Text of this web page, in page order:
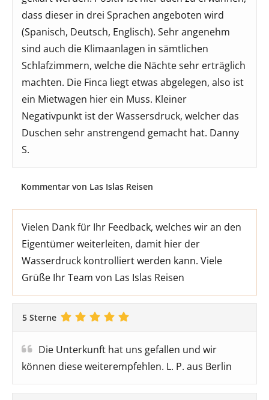
dass dieser in drei Sprachen angeboten wird
(Spanisch, Deutsch, Englisch). Sehr angenehm
sind auch die Klimaanlagen in sämtlichen
Schlafzimmern, welche die Nächte sehr erträglich
machten. Die Finca liegt etwas abgelegen, also ist
ein Mietwagen hier ein Muss. Kleiner
Negativpunkt ist der Wassersdruck, welcher das
Duschen sehr anstrengend gemacht hat. Danny
S.
Kommentar von Las Islas Reisen
Vielen Dank für Ihr Feedback, welches wir an den
Eigentümer weiterleiten, damit hier der
Wasserdruck kontrolliert werden kann. Viele
Grüße Ihr Team von Las Islas Reisen
5 Sterne
Die Unterkunft hat uns gefallen und wir
können diese weiterempfehlen. L. P. aus Berlin